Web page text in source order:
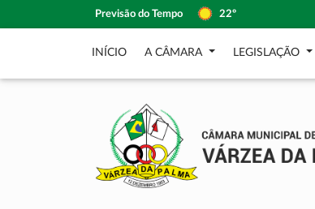
Previsão do Tempo 22º
INÍCIO A CÂMARA LEGISLAÇÃO